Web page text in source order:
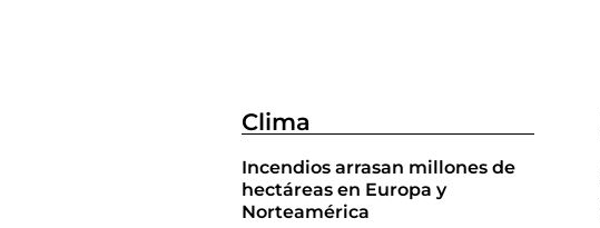
Clima
Incendios arrasan millones de
hectáreas en Europa y
Norteamérica